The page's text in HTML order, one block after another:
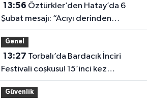
13:56
Şubat mesajı: “Acıyı derinden
hissettik”
Genel
13:27
Festivali coşkusu! 15’inci kez
düzenlendi
Güvenlik